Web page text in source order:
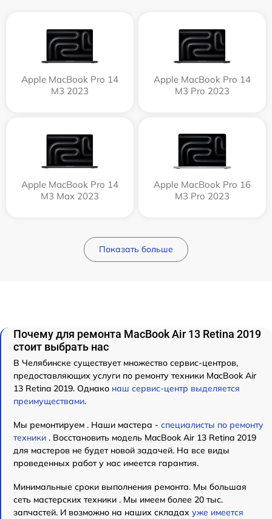
Apple MacBook Pro 14
M3 2023
Apple MacBook Pro 14
M3 Pro 2023
Apple MacBook Pro 14
M3 Max 2023
Apple MacBook Pro 16
M3 Pro 2023
Показать больше
Почему для ремонта MacBook Air 13 Retina 2019
стоит выбрать нас
В Челябинске существует множество сервис-центров,
предоставляющих услуги по ремонту техники MacBook Air
13 Retina 2019. Однако наш сервис-центр выделяется
преимуществами.
Мы ремонтируем . Наши мастера - специалисты по ремонту
техники . Восстановить модель MacBook Air 13 Retina 2019
для мастеров не будет новой задачей. На все виды
проведенных работ у нас имеется гарантия.
Минимальные сроки выполнения ремонта. Мы большая
сеть мастерских техники . Мы имеем более 20 тыс.
запчастей. И возможно на наших складах уже имеется